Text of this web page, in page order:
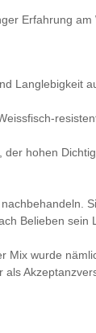
Erfahrung
Langlebigkeit
hohen
Belieben sein
wurde